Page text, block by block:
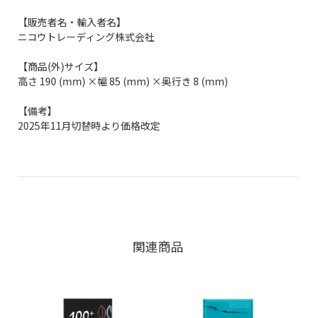
【販売者名・輸入者名】
ニコウトレーディング株式会社
【商品(外)サイズ】
高さ 190 (mm) ×幅 85 (mm) ×奥行き 8 (mm)
【備考】
2025年11月切替時より価格改定
関連商品